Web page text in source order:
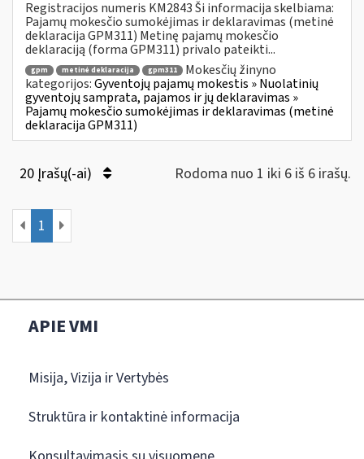
Registracijos numeris KM2843 Ši informacija skelbiama:
Pajamų mokesčio sumokėjimas ir deklaravimas (metinė
deklaracija GPM311) Metinę pajamų mokesčio
deklaraciją (forma GPM311) privalo pateikti...
gpm metinė deklaracija gpm311
Mokesčių žinyno
kategorijos:Gyventojų pajamų mokestis » Nuolatinių
gyventojų samprata, pajamos ir jų deklaravimas »
Pajamų mokesčio sumokėjimas ir deklaravimas (metinė
deklaracija GPM311)
20 Įrašų(-ai) Rodoma nuo 1 iki 6 iš 6 irašų.
1
APIE VMI
Misija, Vizija ir Vertybės
Struktūra ir kontaktinė informacija